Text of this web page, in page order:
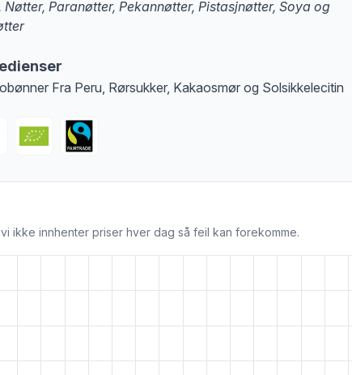
Nøtter, Paranøtter, Pekannøtter, Pistasjnøtter, Soya og
denne informasjonen er bare til informasjon, sjekk pakkningen og
Fra Peru, Rørsukker, Kakaosmør og Solsikkelecitin
ikke innhenter priser hver dag så feil kan forekomme.